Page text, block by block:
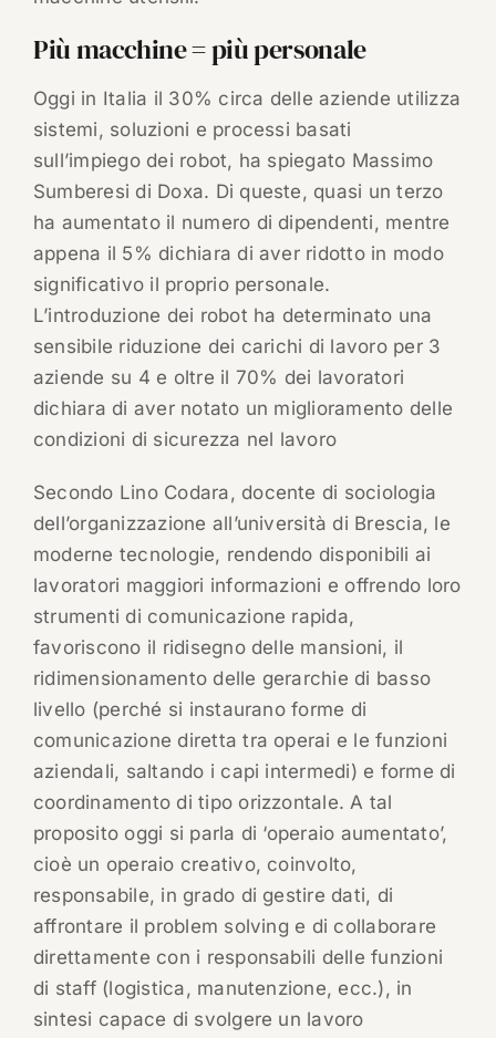
Più macchine = più personale
Oggi in Italia il 30% circa delle aziende utilizza
sistemi, soluzioni e processi basati
sull’impiego dei robot, ha spiegato Massimo
Sumberesi di Doxa. Di queste, quasi un terzo
ha aumentato il numero di dipendenti, mentre
appena il 5% dichiara di aver ridotto in modo
significativo il proprio personale.
L’introduzione dei robot ha determinato una
sensibile riduzione dei carichi di lavoro per 3
aziende su 4 e oltre il 70% dei lavoratori
dichiara di aver notato un miglioramento delle
condizioni di sicurezza nel lavoro
Secondo Lino Codara, docente di sociologia
dell’organizzazione all’università di Brescia, le
moderne tecnologie, rendendo disponibili ai
lavoratori maggiori informazioni e offrendo loro
strumenti di comunicazione rapida,
favoriscono il ridisegno delle mansioni, il
ridimensionamento delle gerarchie di basso
livello (perché si instaurano forme di
comunicazione diretta tra operai e le funzioni
aziendali, saltando i capi intermedi) e forme di
coordinamento di tipo orizzontale. A tal
proposito oggi si parla di ‘operaio aumentato’,
cioè un operaio creativo, coinvolto,
responsabile, in grado di gestire dati, di
affrontare il problem solving e di collaborare
direttamente con i responsabili delle funzioni
di staff (logistica, manutenzione, ecc.), in
sintesi capace di svolgere un lavoro